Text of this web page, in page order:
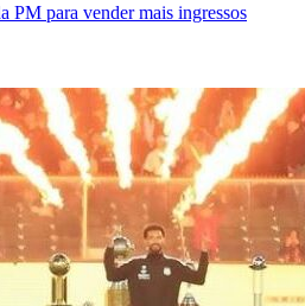
PM para vender mais ingressos